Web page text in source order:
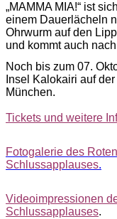
„MAMMA MIA!“ ist
einem Dauerlächeln
Ohrwurm auf den
und kommt auch
Noch bis zum 07.
Insel Kalokairi auf
München.
Tickets und weitere
Fotogalerie des
Schlussapplauses.
Videoimpressionen
Schlussapplauses.